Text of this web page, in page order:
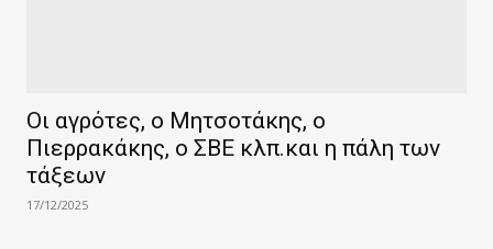
Οι αγρότες, ο Μητσοτάκης, ο
Πιερρακάκης, ο ΣΒΕ κλπ.και η πάλη των
τάξεων
17/12/2025